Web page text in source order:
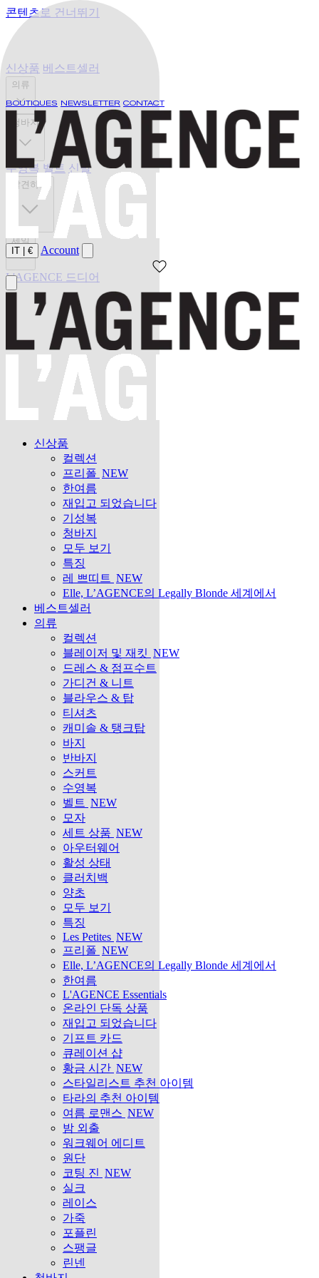
콘텐츠로 건너뛰기
BOUTIQUES NEWSLETTER CONTACT
IT € Account
신상품
컬렉션
프리폴 NEW
한여름
재입고 되었습니다
기성복
청바지
모두 보기
특징
레 쁘띠트 NEW
Elle, L’AGENCE의 Legally Blonde 세계에서
베스트셀러
의류
컬렉션
블레이저 및 재킷 NEW
드레스 & 점프수트
가디건 & 니트
블라우스 & 탑
티셔츠
캐미솔 & 탱크탑
바지
반바지
스커트
수영복
벨트 NEW
모자
세트 상품 NEW
아우터웨어
활성 상태
클러치백
양초
모두 보기
특징
Les Petites NEW
프리폴 NEW
Elle, L’AGENCE의 Legally Blonde 세계에서
한여름
L'AGENCE Essentials
온라인 단독 상품
재입고 되었습니다
기프트 카드
큐레이션 샵
황금 시간 NEW
스타일리스트 추천 아이템
타라의 추천 아이템
여름 로맨스 NEW
밤 외출
워크웨어 에디트
원단
코팅 진 NEW
실크
레이스
가죽
포플린
스팽글
린넨
신상품 베스트셀러
의류
청바지
수영복 벨트 신발
발견하기
세일
L'AGENCE 드디어